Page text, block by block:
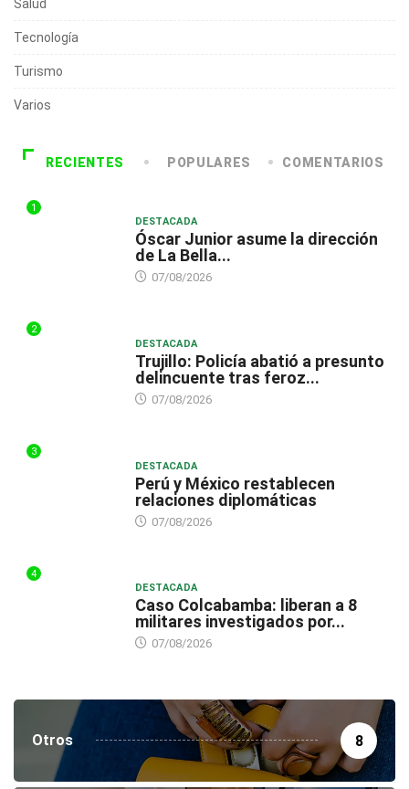
Salud
Tecnología
Turismo
Varios
RECIENTES POPULARES COMENTARIOS
1
DESTACADA
Óscar Junior asume la dirección
de La Bella...
07/08/2026
2
DESTACADA
Trujillo: Policía abatió a presunto
delincuente tras feroz...
07/08/2026
3
DESTACADA
Perú y México restablecen
relaciones diplomáticas
07/08/2026
4
DESTACADA
Caso Colcabamba: liberan a 8
militares investigados por...
07/08/2026
Otros 8